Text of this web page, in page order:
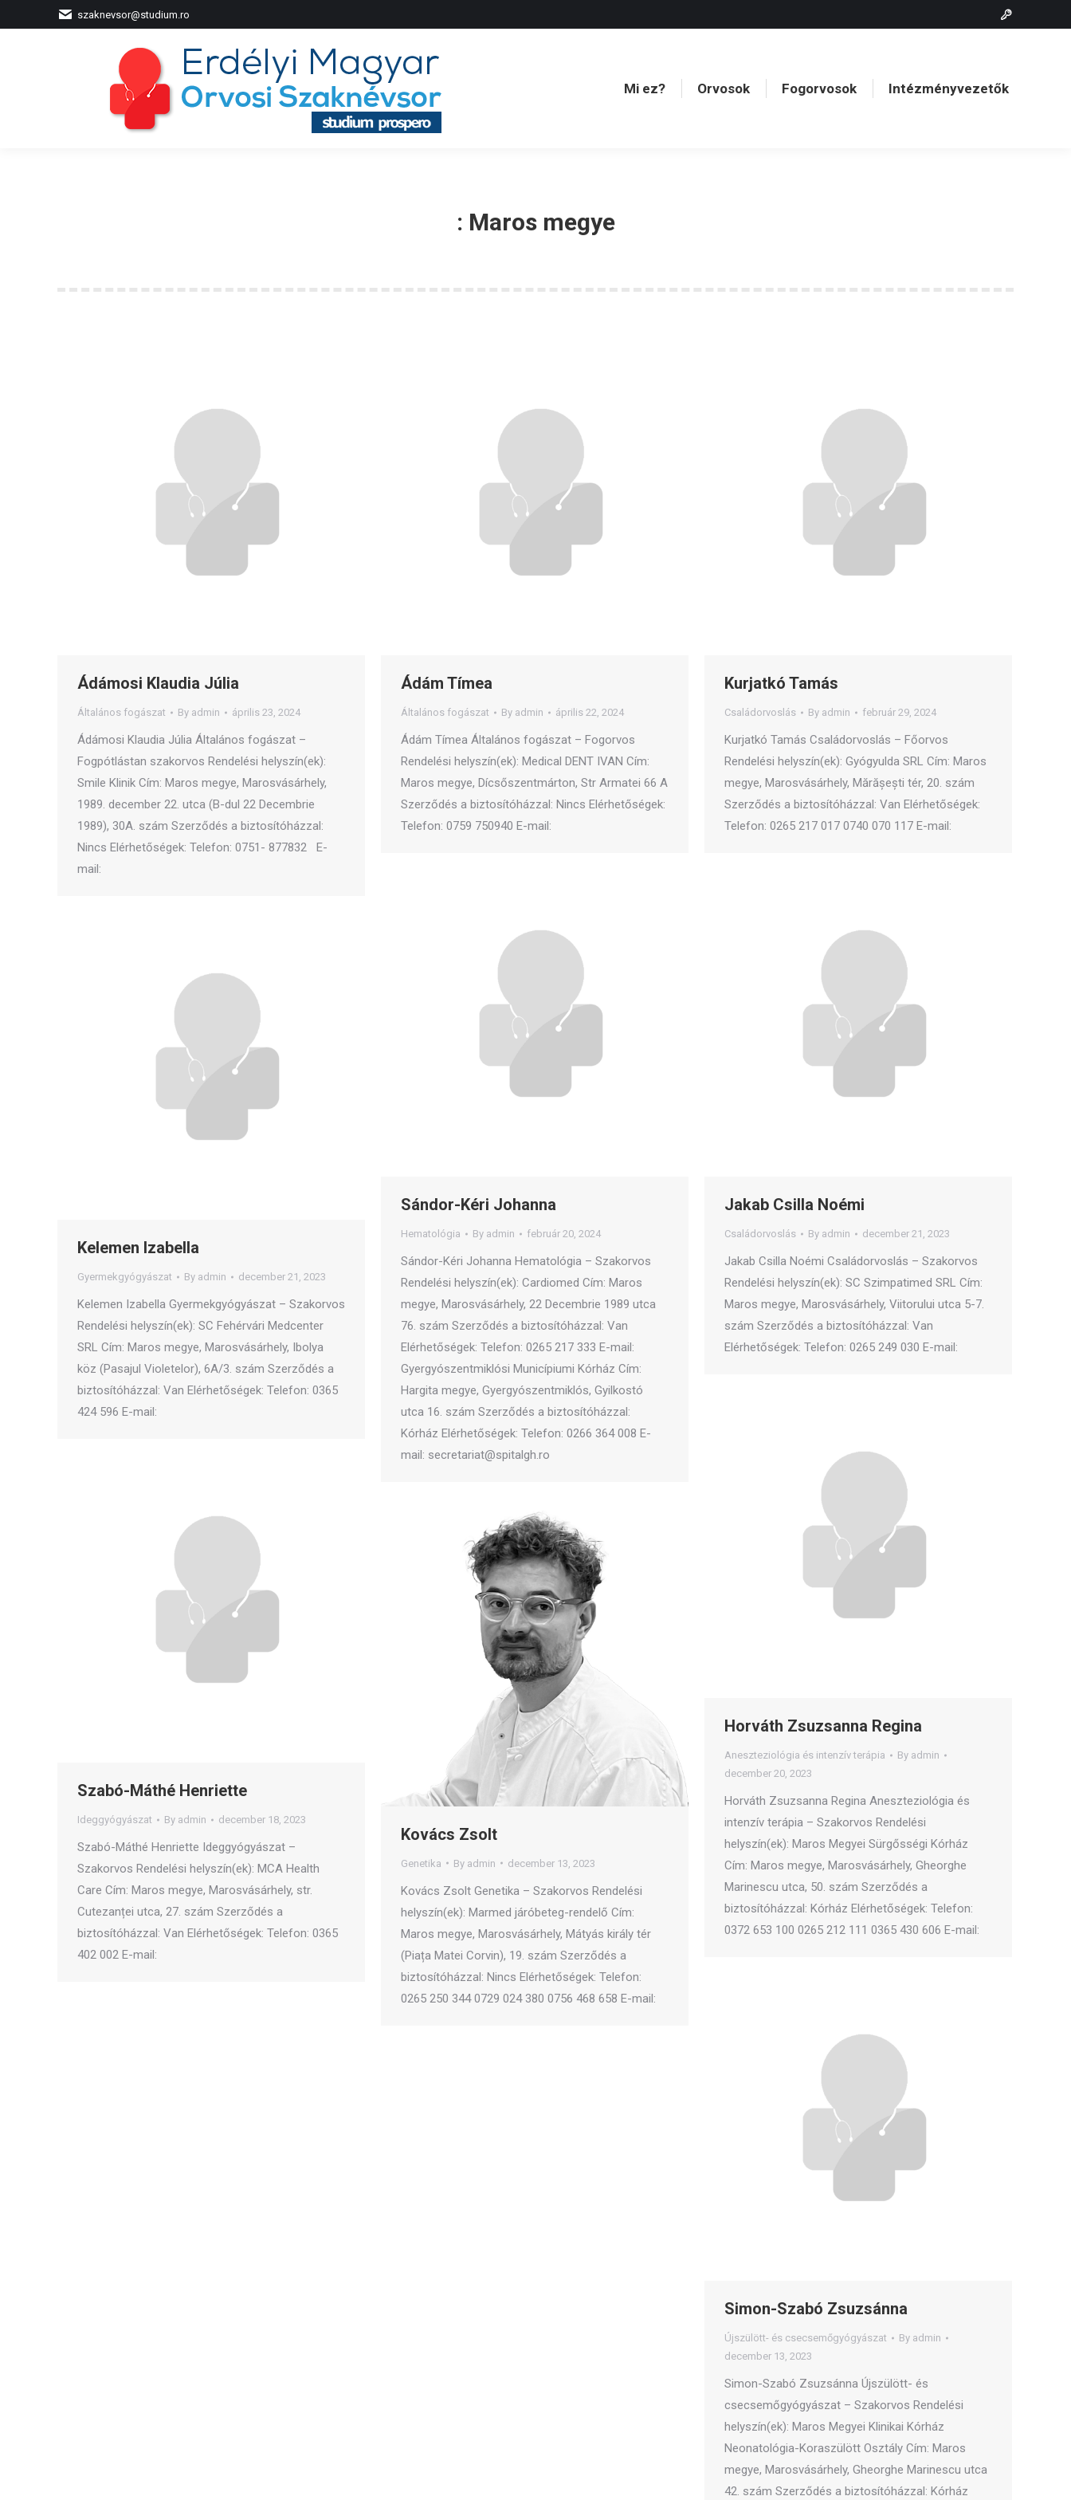
szaknevsor@studium.ro
Mi ez? Orvosok Fogorvosok Intézményvezetők
: Maros megye
Ádámosi Klaudia Júlia
Általános fogászat By admin április 23, 2024
Ádámosi Klaudia Júlia Általános fogászat –
Fogpótlástan szakorvos Rendelési helyszín(ek):
Smile Klinik Cím: Maros megye, Marosvásárhely,
1989. december 22. utca (B-dul 22 Decembrie
1989), 30A. szám Szerződés a biztosítóházzal:
Nincs Elérhetőségek: Telefon: 0751- 877832 E-
mail:
Ádám Tímea
Általános fogászat By admin április 22, 2024
Ádám Tímea Általános fogászat – Fogorvos
Rendelési helyszín(ek): Medical DENT IVAN Cím:
Maros megye, Dícsőszentmárton, Str Armatei 66 A
Szerződés a biztosítóházzal: Nincs Elérhetőségek:
Telefon: 0759 750940 E-mail:
Kurjatkó Tamás
Családorvoslás By admin február 29, 2024
Kurjatkó Tamás Családorvoslás – Főorvos
Rendelési helyszín(ek): Gyógyulda SRL Cím: Maros
megye, Marosvásárhely, Mărășești tér, 20. szám
Szerződés a biztosítóházzal: Van Elérhetőségek:
Telefon: 0265 217 017 0740 070 117 E-mail:
Sándor-Kéri Johanna
Hematológia By admin február 20, 2024
Sándor-Kéri Johanna Hematológia – Szakorvos
Rendelési helyszín(ek): Cardiomed Cím: Maros
megye, Marosvásárhely, 22 Decembrie 1989 utca
76. szám Szerződés a biztosítóházzal: Van
Elérhetőségek: Telefon: 0265 217 333 E-mail:
Gyergyószentmiklósi Municípiumi Kórház Cím:
Hargita megye, Gyergyószentmiklós, Gyilkostó
utca 16. szám Szerződés a biztosítóházzal:
Kórház Elérhetőségek: Telefon: 0266 364 008 E-
mail: secretariat@spitalgh.ro
Jakab Csilla Noémi
Családorvoslás By admin december 21, 2023
Jakab Csilla Noémi Családorvoslás – Szakorvos
Rendelési helyszín(ek): SC Szimpatimed SRL Cím:
Maros megye, Marosvásárhely, Viitorului utca 5-7.
szám Szerződés a biztosítóházzal: Van
Elérhetőségek: Telefon: 0265 249 030 E-mail:
Kelemen Izabella
Gyermekgyógyászat By admin december 21, 2023
Kelemen Izabella Gyermekgyógyászat – Szakorvos
Rendelési helyszín(ek): SC Fehérvári Medcenter
SRL Cím: Maros megye, Marosvásárhely, Ibolya
köz (Pasajul Violetelor), 6A/3. szám Szerződés a
biztosítóházzal: Van Elérhetőségek: Telefon: 0365
424 596 E-mail:
Horváth Zsuzsanna Regina
Aneszteziológia és intenzív terápia By admin
december 20, 2023
Horváth Zsuzsanna Regina Aneszteziológia és
intenzív terápia – Szakorvos Rendelési
helyszín(ek): Maros Megyei Sürgősségi Kórház
Cím: Maros megye, Marosvásárhely, Gheorghe
Marinescu utca, 50. szám Szerződés a
biztosítóházzal: Kórház Elérhetőségek: Telefon:
0372 653 100 0265 212 111 0365 430 606 E-mail:
Szabó-Máthé Henriette
Ideggyógyászat By admin december 18, 2023
Szabó-Máthé Henriette Ideggyógyászat –
Szakorvos Rendelési helyszín(ek): MCA Health
Care Cím: Maros megye, Marosvásárhely, str.
Cutezanței utca, 27. szám Szerződés a
biztosítóházzal: Van Elérhetőségek: Telefon: 0365
402 002 E-mail:
Kovács Zsolt
Genetika By admin december 13, 2023
Kovács Zsolt Genetika – Szakorvos Rendelési
helyszín(ek): Marmed járóbeteg-rendelő Cím:
Maros megye, Marosvásárhely, Mátyás király tér
(Piața Matei Corvin), 19. szám Szerződés a
biztosítóházzal: Nincs Elérhetőségek: Telefon:
0265 250 344 0729 024 380 0756 468 658 E-mail:
Simon-Szabó Zsuzsánna
Újszülött- és csecsemőgyógyászat By admin
december 13, 2023
Simon-Szabó Zsuzsánna Újszülött- és
csecsemőgyógyászat – Szakorvos Rendelési
helyszín(ek): Maros Megyei Klinikai Kórház
Neonatológia-Koraszülött Osztály Cím: Maros
megye, Marosvásárhely, Gheorghe Marinescu utca
42. szám Szerződés a biztosítóházzal: Kórház
Mi ez? Orvosok Fogorvosok Intézményvezetők